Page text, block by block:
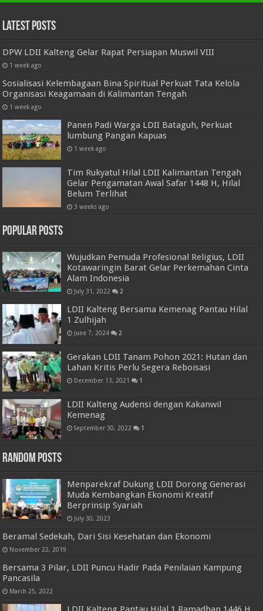
Latest Posts
DPW LDII Kalteng Gelar Rapat Persiapan Muswil VIII
1 week ago
Sosialisasi Kelembagaan Bina Spiritual Perkuat Tata Kelola
Organisasi Keagamaan di Kalimantan Tengah
1 week ago
Panen Padi Warga LDII Bataguh, Perkuat
lumbung Pangan Kapuas
1 week ago
Tim Rukyatul Hilal LDII Kalimantan Tengah
Gelar Pengamatan Awal Safar 1448 H, Hilal
Belum Terlihat
3 weeks ago
Popular Posts
Wujudkan Pemuda Profesional Religius, LDII
Kotawaringin Barat Gelar Perkemahan Cinta
Alam Indonesia
July 31, 2022 2
LDII Kalteng Bersama Kemenag Pantau Hilal
1 Zulhijah
June 7, 2024 2
Gerakan LDII Tanam Pohon 2021: Hutan dan
Lahan Kritis Perlu Segera Reboisasi
December 13, 2021 1
LDII Kalteng Audensi dengan Kakanwil
Kemenag
September 30, 2022 1
Random Posts
Menparekraf Dukung LDII Dorong Generasi
Muda Kembangkan Ekonomi Kreatif
Berprinsip Syariah
July 30, 2023
Beramal Sedekah, Dari Sisi Kesehatan dan Ekonomi
November 22, 2019
Bersama 3 Pilar, LDII Puncu Hadir Pada Penilaian Kampung
Pancasila
March 25, 2022